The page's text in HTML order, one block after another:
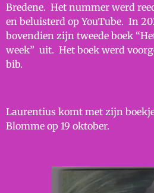
Bredene. Het nummer werd
en beluisterd op YouTube. In
bovendien zijn tweede boek
week” uit. Het boek werd
bib.
Laurentius komt met zijn
Blomme op 19 oktober.